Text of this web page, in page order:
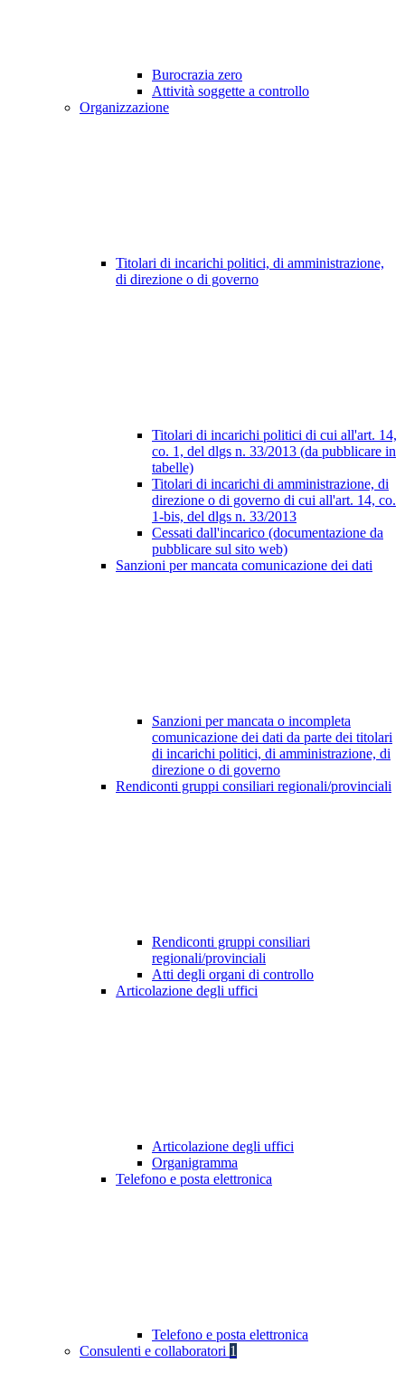
Burocrazia zero
Attività soggette a controllo
Organizzazione
Titolari di incarichi politici, di amministrazione,
di direzione o di governo
Titolari di incarichi politici di cui all'art. 14,
co. 1, del dlgs n. 33/2013 (da pubblicare in
tabelle)
Titolari di incarichi di amministrazione, di
direzione o di governo di cui all'art. 14, co.
1-bis, del dlgs n. 33/2013
Cessati dall'incarico (documentazione da
pubblicare sul sito web)
Sanzioni per mancata comunicazione dei dati
Sanzioni per mancata o incompleta
comunicazione dei dati da parte dei titolari
di incarichi politici, di amministrazione, di
direzione o di governo
Rendiconti gruppi consiliari regionali/provinciali
Rendiconti gruppi consiliari
regionali/provinciali
Atti degli organi di controllo
Articolazione degli uffici
Articolazione degli uffici
Organigramma
Telefono e posta elettronica
Telefono e posta elettronica
Consulenti e collaboratori 1